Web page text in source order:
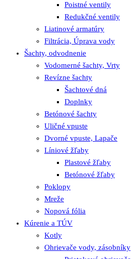
Poistné ventily
Redukčné ventily
Liatinové armatúry
Filtrácia, Úprava vody
Šachty, odvodnenie
Vodomerné šachty, Vrty
Revízne šachty
Šachtové dná
Doplnky
Betónové šachty
Uličné vpuste
Dvorné vpuste, Lapače
Líniové žľaby
Plastové žľaby
Betónové žľaby
Poklopy
Mreže
Nopová fólia
Kúrenie a TÚV
Kotly
Ohrievače vody, zásobníky